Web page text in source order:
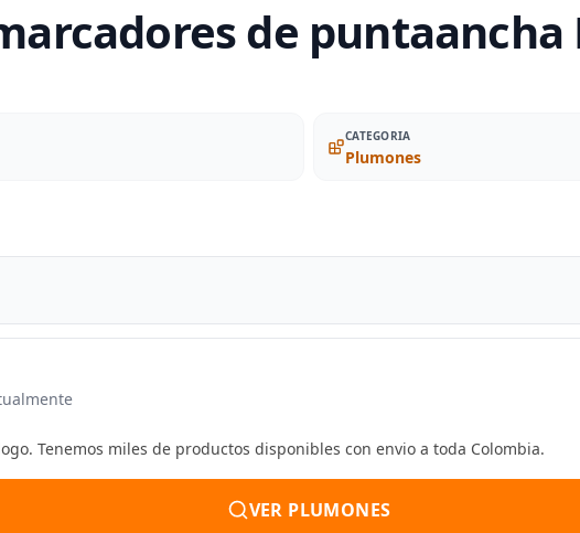
de puntaancha
CATEGORIA
Plumones
Tenemos miles de productos disponibles con envio a toda Colombia.
VER PLUMONES